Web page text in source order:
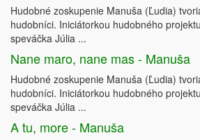
Hudobné zoskupenie Manuša (Ľudia)
hudobníci. Iniciátorkou hudobného
speváčka Júlia ...
Nane maro, nane mas - Manuša
Hudobné zoskupenie Manuša (Ľudia)
hudobníci. Iniciátorkou hudobného
speváčka Júlia ...
A tu, more - Manuša